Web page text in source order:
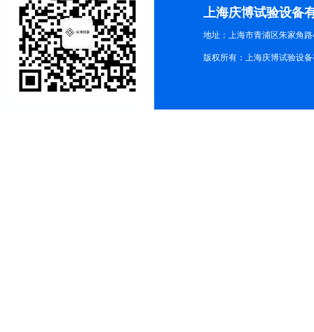
上海庆博试验设备
地址：上海市青浦区朱家角路
版权所有：上海庆博试验设